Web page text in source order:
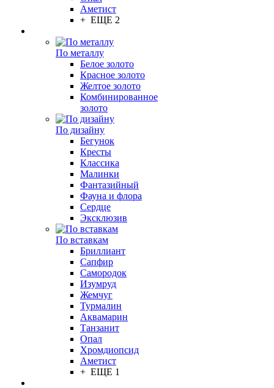
Аметист
+ ЕЩЕ 2
По металлу
Белое золото
Красное золото
Желтое золото
Комбинированное
золото
По дизайну
Бегунок
Кресты
Классика
Малинки
Фантазийный
Фауна и флора
Сердце
Эксклюзив
По вставкам
Бриллиант
Сапфир
Самородок
Изумруд
Жемчуг
Турмалин
Аквамарин
Танзанит
Опал
Хромдиопсид
Аметист
+ ЕЩЕ 1